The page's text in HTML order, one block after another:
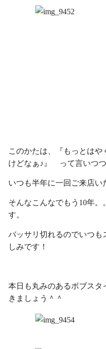
このかたは、『もっとは
けどなぁ♪』 って言いつつ
いつも半年に一回ご来店い
そんなこんなでもう10年
す。
バッサリ切れるのでいつも
しみです！
本日も丸みのあるボブスタ
きましょう＾＾